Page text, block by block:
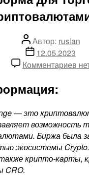
Автор
записи
Автор: ruslan
Дата
записи
12.05.2023
Комментариевк
для
— это
возможность
Биржа была
экосистемы
крипто-карты,
CRO.